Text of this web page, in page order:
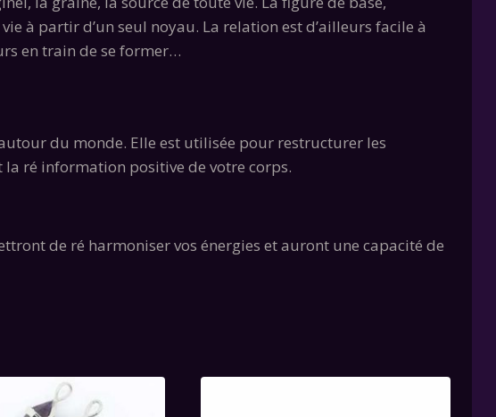
à partir d’un seul noyau. La relation est d’ailleurs facile à
en train de se former…
du monde. Elle est utilisée pour restructurer les
la ré information positive de votre corps.
de ré harmoniser vos énergies et auront une capacité de